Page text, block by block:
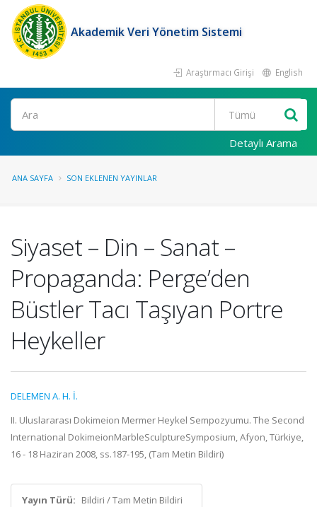
Akademik Veri Yönetim Sistemi
Araştırmacı Girişi English
Ara
Detaylı Arama
ANA SAYFA SON EKLENEN YAYINLAR
Siyaset – Din – Sanat –
Propaganda: Perge’den
Büstler Tacı Taşıyan Portre
Heykeller
DELEMEN A. H. İ.
II. Uluslararası Dokimeion Mermer Heykel Sempozyumu. The Second
International DokimeionMarbleSculptureSymposium, Afyon, Türkiye,
16 - 18 Haziran 2008, ss.187-195, (Tam Metin Bildiri)
Yayın Türü: Bildiri / Tam Metin Bildiri